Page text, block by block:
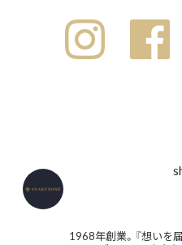
1968年創業。『想いを